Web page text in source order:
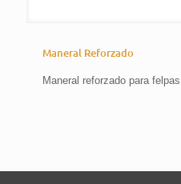
Maneral Reforzado
Maneral reforzado para